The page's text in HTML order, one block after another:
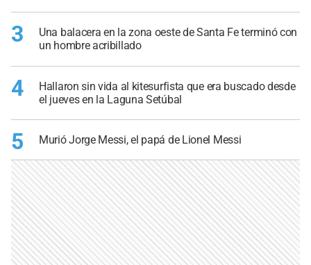
3
Una balacera en la zona oeste de Santa Fe terminó con
un hombre acribillado
4
Hallaron sin vida al kitesurfista que era buscado desde
el jueves en la Laguna Setúbal
5 Murió Jorge Messi, el papá de Lionel Messi